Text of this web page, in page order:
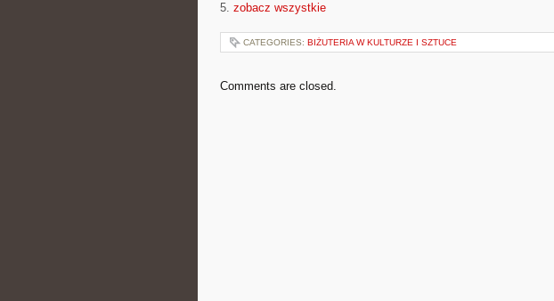
5. zobacz wszystkie
CATEGORIES: BIŻUTERIA W KULTURZE I SZTUCE
Comments are closed.